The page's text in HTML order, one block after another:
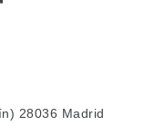
28036 Madrid